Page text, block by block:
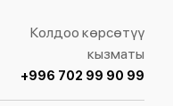
Колдоо көрсөтүү
кызматы
+996 702 99 90 99